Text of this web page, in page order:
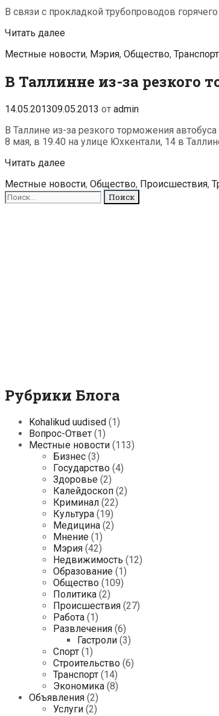
В связи с прокладкой трубопроводов
Читать далееАвтобусы
28
39
при
со
на
Вана-
в
объезд
Рубрики
Местные новости, Мэрия, Общество, Транспорт
В Таллинне из-за резкого
14.05.201309.05.2013 от admin
В Таллине из-за резкого торможения
8 мая, в 19.40 на улице Юхкентали, 14 в
Читать далееВ
из-
Рубрики
Местные новости, Общество, Происшествия,
Поиск
для:
Рубрики Блога
Kohalikud uudised (1)
Вопрос-Ответ (1)
Местные новости (113)
Бизнес (3)
Государство (4)
Здоровье (2)
Калейдоскоп (2)
Криминал (22)
Культура (19)
Медицина (2)
Мнение (1)
Мэрия (42)
Недвижимость (12)
Образование (1)
Общество (109)
Политика (2)
Происшествия (27)
Работа (1)
Развлечения (6)
Гастроли (3)
Спорт (1)
Строительство (6)
Транспорт (14)
Экономика (8)
Объявления (2)
Услуги (2)